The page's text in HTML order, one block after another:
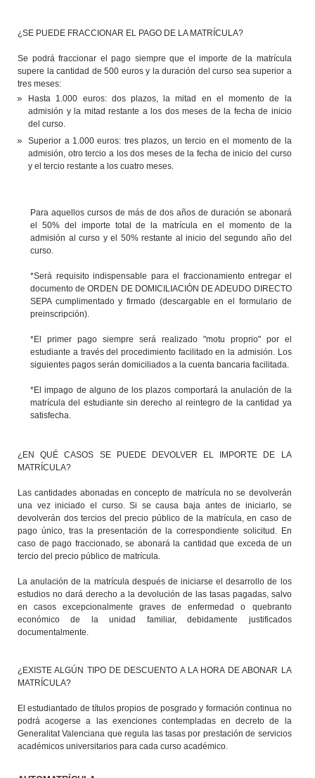
¿SE PUEDE FRACCIONAR EL PAGO DE LA MATRÍCULA?
Se podrá fraccionar el pago siempre que el importe de la matrícula
supere la cantidad de 500 euros y la duración del curso sea superior a
tres meses:
Hasta 1.000 euros: dos plazos, la mitad en el momento de la
admisión y la mitad restante a los dos meses de la fecha de inicio
del curso.
Superior a 1.000 euros: tres plazos, un tercio en el momento de la
admisión, otro tercio a los dos meses de la fecha de inicio del curso
y el tercio restante a los cuatro meses.
Para aquellos cursos de más de dos años de duración se abonará
el 50% del importe total de la matrícula en el momento de la
admisión al curso y el 50% restante al inicio del segundo año del
curso.
*Será requisito indispensable para el fraccionamiento entregar el
documento de ORDEN DE DOMICILIACIÓN DE ADEUDO DIRECTO
SEPA cumplimentado y firmado (descargable en el formulario de
preinscripción).
*El primer pago siempre será realizado "motu proprio" por el
estudiante a través del procedimiento facilitado en la admisión. Los
siguientes pagos serán domiciliados a la cuenta bancaria facilitada.
*El impago de alguno de los plazos comportará la anulación de la
matrícula del estudiante sin derecho al reintegro de la cantidad ya
satisfecha.
¿EN QUÉ CASOS SE PUEDE DEVOLVER EL IMPORTE DE LA
MATRÍCULA?
Las cantidades abonadas en concepto de matrícula no se devolverán
una vez iniciado el curso. Si se causa baja antes de iniciarlo, se
devolverán dos tercios del precio público de la matrícula, en caso de
pago único, tras la presentación de la correspondiente solicitud. En
caso de pago fraccionado, se abonará la cantidad que exceda de un
tercio del precio público de matrícula.
La anulación de la matrícula después de iniciarse el desarrollo de los
estudios no dará derecho a la devolución de las tasas pagadas, salvo
en casos excepcionalmente graves de enfermedad o quebranto
económico de la unidad familiar, debidamente justificados
documentalmente.
¿EXISTE ALGÚN TIPO DE DESCUENTO A LA HORA DE ABONAR LA
MATRÍCULA?
El estudiantado de títulos propios de posgrado y formación continua no
podrá acogerse a las exenciones contempladas en decreto de la
Generalitat Valenciana que regula las tasas por prestación de servicios
académicos universitarios para cada curso académico.